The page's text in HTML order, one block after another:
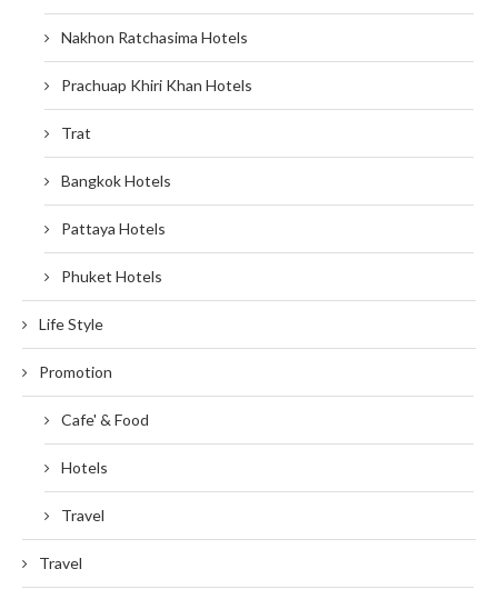
Nakhon Ratchasima Hotels
Prachuap Khiri Khan Hotels
Trat
Bangkok Hotels
Pattaya Hotels
Phuket Hotels
Life Style
Promotion
Cafe' & Food
Hotels
Travel
Travel